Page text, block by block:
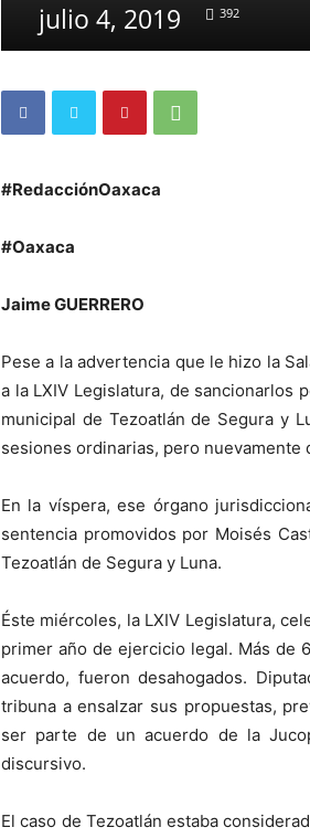
julio 4, 2019 392
#RedacciónOaxaca
#Oaxaca
Jaime GUERRERO
Pese a la advertencia que le hizo la
a la LXIV Legislatura, de sancionarlos
municipal de Tezoatlán de Segura y
sesiones ordinarias, pero
En la víspera, ese órgano
sentencia promovidos por Moisés
Tezoatlán de Segura y Luna.
Éste miércoles, la LXIV Legislatura,
primer año de ejercicio legal. Más de
acuerdo, fueron desahogados.
tribuna a ensalzar sus propuestas,
ser parte de un acuerdo de la
discursivo.
El caso de Tezoatlán estaba